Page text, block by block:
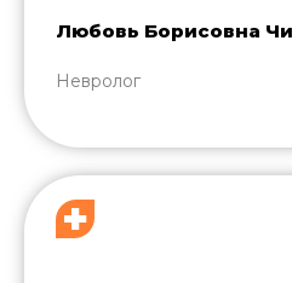
Любовь Борисовна
Невролог